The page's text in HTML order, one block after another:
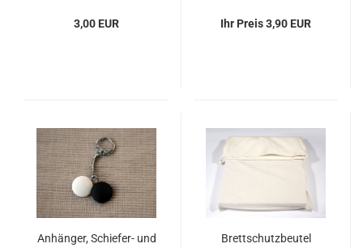
3,00 EUR Ihr Preis 3,90 EUR
Anhänger, Schiefer- und
Brettschutzbeutel